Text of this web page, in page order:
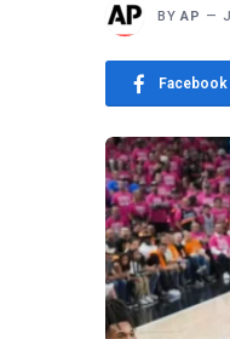
BY AP
Facebook